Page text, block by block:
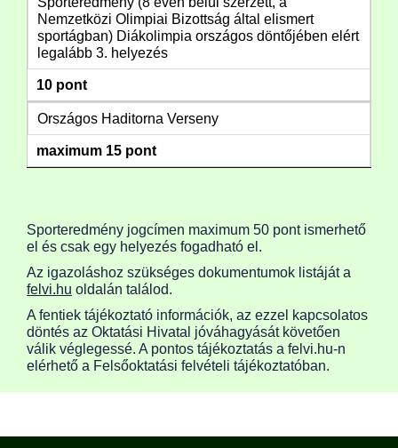
Nemzetközi Olimpiai Bizottság által elismert
sportágban) Diákolimpia országos döntőjében elért
legalább 3. helyezés
10 pont
Országos Haditorna Verseny
maximum 15 pont
Sporteredmény jogcímen maximum 50 pont ismerhető
el és csak egy helyezés fogadható el.
Az igazoláshoz szükséges dokumentumok listáját a
felvi.hu oldalán találod.
A fentiek tájékoztató információk, az ezzel kapcsolatos
döntés az Oktatási Hivatal jóváhagyását követően
válik véglegessé. A pontos tájékoztatás a felvi.hu-n
elérhető a Felsőoktatási felvételi tájékoztatóban.